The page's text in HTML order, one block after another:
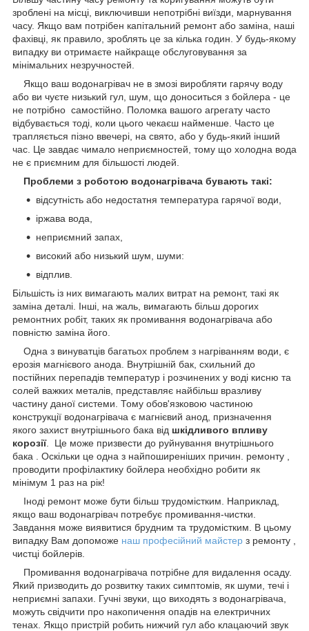
зроблені на місці, виключивши непотрібні виїзди, марнування
часу. Якщо вам потрібен капітальний ремонт або заміна, наші
фахівці, як правило, зроблять це за кілька годин. У будь-якому
випадку ви отримаєте найкраще обслуговування за
мінімальних незручностей.
Якщо ваш водонагрівач не в змозі виробляти гарячу воду
або ви чуєте низький гул, шум, що доноситься з бойлера - це
не потрібно самостійно. Поломка вашого агрегату часто
відбувається тоді, коли цього чекаєш найменше. Часто це
трапляється пізно ввечері, на свято, або у будь-який інший
час. Це завдає чимало неприємностей, тому що холодна вода
не є приємним для більшості людей.
Проблеми з роботою водонагрівача бувають такі:
відсутність або недостатня температура гарячої води,
іржава вода,
неприємний запах,
високий або низький шум, шуми:
відплив.
Більшість із них вимагають малих витрат на ремонт, такі як
заміна деталі. Інші, на жаль, вимагають більш дорогих
ремонтних робіт, таких як промивання водонагрівача або
повністю заміна його.
Одна з винуватців багатьох проблем з нагріванням води, є
ерозія магнієвого анода. Внутрішній бак, схильний до
постійних перепадів температур і розчинених у воді кисню та
солей важких металів, представляє найбільш вразливу
частину даної системи. Тому обов'язковою частиною
конструкції водонагрівача є магнієвий анод, призначення
якого захист внутрішнього бака від шкідливого впливу
корозії. Це може призвести до руйнування внутрішнього
бака . Оскільки це одна з найпоширеніших причин. ремонту ,
проводити профілактику бойлера необхідно робити як
мінімум 1 раз на рік!
Іноді ремонт може бути більш трудомістким. Наприклад,
якщо ваш водонагрівач потребує промивання-чистки.
Завдання може виявитися брудним та трудомістким. В цьому
випадку Вам допоможе наш професійний майстер з ремонту ,
чистці бойлерів.
Промивання водонагрівача потрібне для видалення осаду.
Який призводить до розвитку таких симптомів, як шуми, течі і
неприємні запахи. Гучні звуки, що виходять з водонагрівача,
можуть свідчити про накопичення опадів на електричних
тенах. Якщо пристрій робить нижчий гул або клацаючий звук